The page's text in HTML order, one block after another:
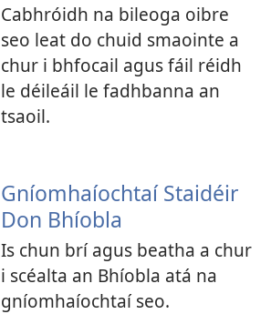
Cabhróidh na bileoga oibre
seo leat do chuid smaointe a
chur i bhfocail agus fáil réidh
le déileáil le fadhbanna an
tsaoil.
Gníomhaíochtaí Staidéir
Don Bhíobla
Is chun brí agus beatha a chur
i scéalta an Bhíobla atá na
gníomhaíochtaí seo.